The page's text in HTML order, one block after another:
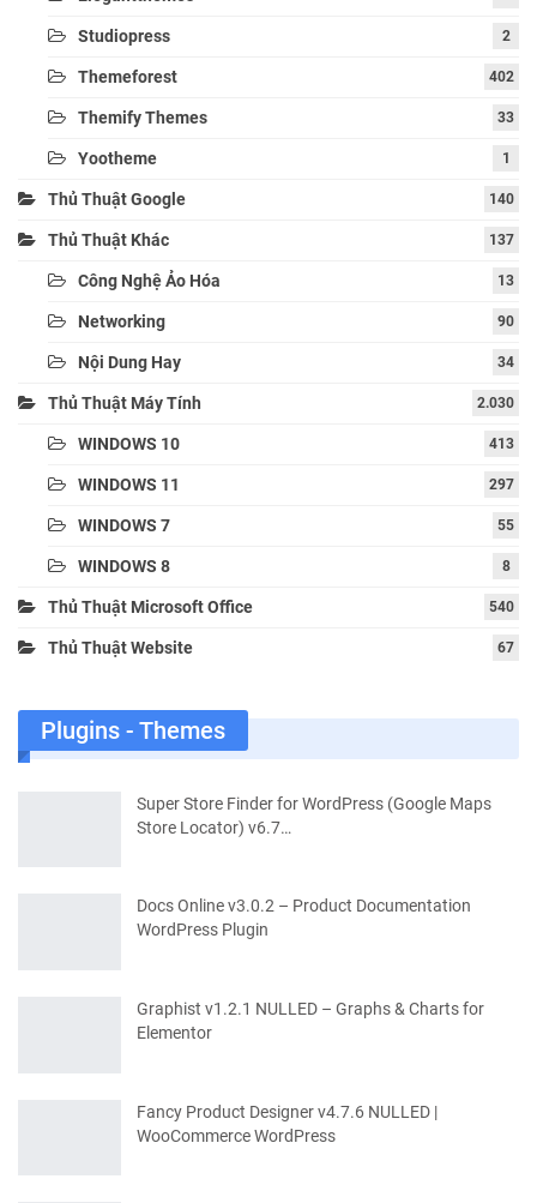
Studiopress 2
Themeforest 402
Themify Themes 33
Yootheme 1
Thủ Thuật Google 140
Thủ Thuật Khác 137
Công Nghệ Ảo Hóa 13
Networking 90
Nội Dung Hay 34
Thủ Thuật Máy Tính 2.030
WINDOWS 10 413
WINDOWS 11 297
WINDOWS 7 55
WINDOWS 8 8
Thủ Thuật Microsoft Office 540
Thủ Thuật Website 67
Plugins - Themes
Super Store Finder for WordPress (Google Maps
Store Locator) v6.7…
Docs Online v3.0.2 – Product Documentation
WordPress Plugin
Graphist v1.2.1 NULLED – Graphs & Charts for
Elementor
Fancy Product Designer v4.7.6 NULLED |
WooCommerce WordPress